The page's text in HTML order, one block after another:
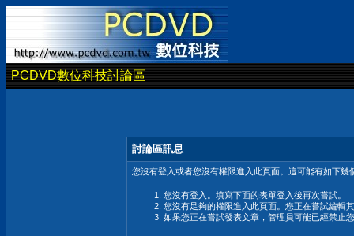
PCDVD數位科技討論區
討論區訊息
您沒有登入或者您沒有權限進入此頁面。這可能有如下幾
您沒有登入。填寫下面的表單登入後再次嘗試。
您沒有足夠的權限進入此頁面。您正在嘗試編輯
如果您正在嘗試發表文章，管理員可能已經禁止